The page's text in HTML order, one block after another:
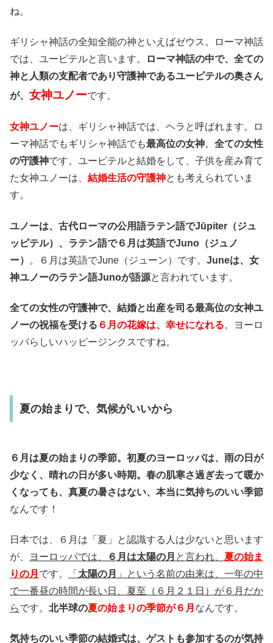
ね。
ギリシャ神話の全知全能の神といえばゼウス。ローマ神話
では、ユーピテルと言います。
ローマ神話の中で、全ての
神と人類の支配者であり守護神であるユーピテルの奥さん
が、 女神ユノーです。
女神ユノーは、ギリシャ神話では、ヘラと呼ばれます。ロ
ーマ神話でもギリシャ神話でも最高位の女神。 全ての女性
の守護神です。ユーピテルと結婚をして、子供を産み育て
た女神ユノーは、 結婚生活の守護神とも考えられていま
す。
ユノーは、古代ローマの公用語ラテン語でJūpiter（ジュ
ッピテル）、ラテン語で６月は英語でJuno（ジュノ
ー）
。６月は英語でJune（ジューン）です。 Juneは、女
神ユノーのラテン語Junoが語源と言われています。
全ての女性の守護神で、結婚と出産を司る最高位の女神ユ
ノーの祝福を受ける ６月の花嫁は、幸せになれる。ヨーロ
ッパらしいハッピージンクスですね。
夏の始まりで、気候がいいから
６月は夏の始まりの季節。初夏のヨーロッパは、雨の日が
少なく、晴れの日が多い時期。春の肌寒さ過ぎ去って暖か
くなっても、真夏の暑さはない、本当に気持ちのいい季節
なんです！
日本では、６月は「夏」と認識する人は少ないと思います
が、
ヨーロッパでは、 ６月は太陽の月 と言われ、 夏の始ま
りの月 です。 「 太陽の月 」という名前の由来は、一年の中
で一番昼の時間が長い日、夏至（６月２１日）が６月だか
らです。 北半球の夏の始まりの季節が６月 なんです。
気持ちのいい季節の結婚式は、ゲストも参加するのが気持